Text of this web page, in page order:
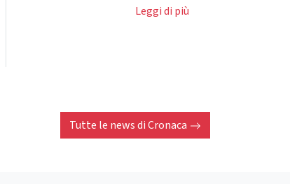
Leggi di più
Tutte le news diCronaca